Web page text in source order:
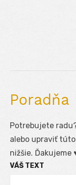
Poradňa
Potrebujete
alebo upraviť
nižšie. Ďakujeme
VÁŠ TEXT